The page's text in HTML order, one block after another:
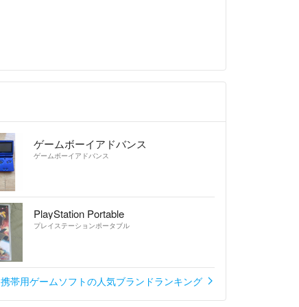
ゲームボーイアドバンス
ゲームボーイアドバンス
PlayStation Portable
プレイステーションポータブル
携帯用ゲームソフトの人気ブランドランキング